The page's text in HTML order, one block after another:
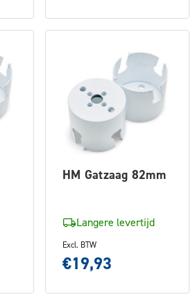
HM Gatzaag 82mm
Langere levertijd
Excl. BTW
€19,93